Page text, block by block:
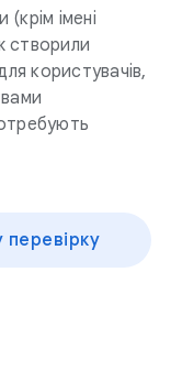
імені
створили
користувачів,